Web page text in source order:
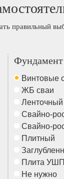
правильный
Фундамент
Винтовые
ЖБ сваи
Ленточный
Свайно-
Свайно-
Плитный
Плита УШП
Не нужно